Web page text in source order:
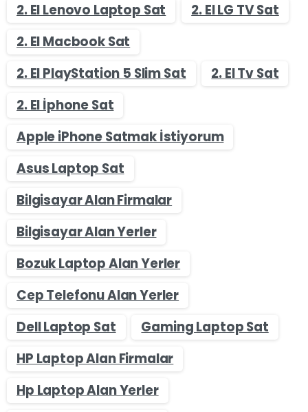
2. El Lenovo Laptop Sat
2. El LG TV Sat
2. El Macbook Sat
2. El PlayStation 5 Slim Sat
2. El Tv Sat
2. El İphone Sat
Apple iPhone Satmak İstiyorum
Asus Laptop Sat
Bilgisayar Alan Firmalar
Bilgisayar Alan Yerler
Bozuk Laptop Alan Yerler
Cep Telefonu Alan Yerler
Dell Laptop Sat
Gaming Laptop Sat
HP Laptop Alan Firmalar
Hp Laptop Alan Yerler